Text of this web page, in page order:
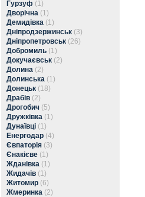
Гурзуф (1)
Дворічна (1)
Демидівка (1)
Дніпродзержинськ (3)
Дніпропетровськ (26)
Добромиль (1)
Докучаєвськ (2)
Долина (2)
Долинська (1)
Донецьк (18)
Драбів (2)
Дрогобич (5)
Дружківка (1)
Дунаївці (1)
Енергодар (4)
Євпаторія (3)
Єнакієве (1)
Жданівка (1)
Жидачів (1)
Житомир (6)
Жмеринка (2)